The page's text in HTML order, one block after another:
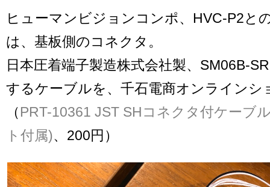
ヒューマンビジョンコンポ、HVC-P2と
は、基板側のコネクタ。
日本圧着端子製造株式会社製、SM06B-
するケーブルを、千石電商オンラインシ
（PRT-10361 JST SHコネクタ付ケーブ
ト付属)、200円）